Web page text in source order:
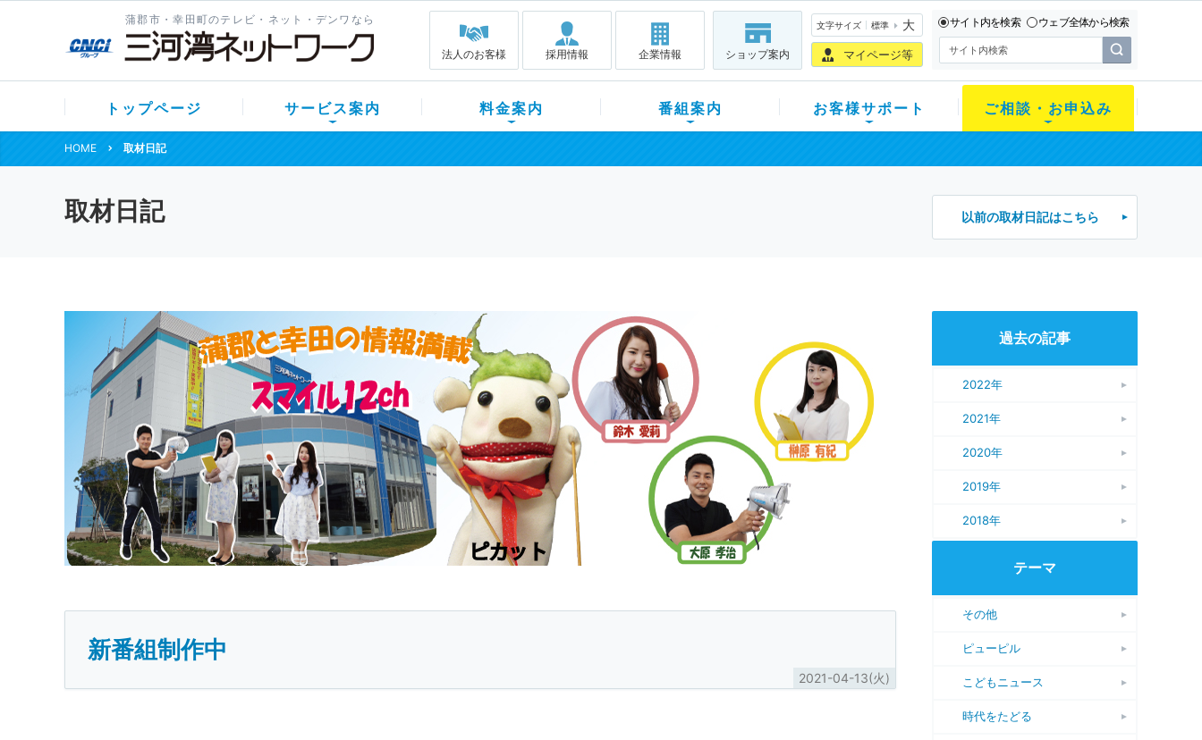
蒲郡市・幸田町のテレビ・ネット・デンワなら
法人のお客様 採用情報 企業情報 ショップ案内
文字サイズ 標準 大
マイページ等
サイト内を検索 ウェブ全体から検索
トップページ サービス案内 料金案内 番組案内 お客様サポート ご相談・お申込み
HOME 取材日記
取材日記 以前の取材日記はこちら
新番組制作中
2021-04-13(火)
過去の記事
2022年
2021年
2020年
2019年
2018年
テーマ
その他
ピューピル
こどもニュース
時代をたどる